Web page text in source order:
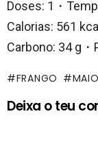
Doses: 1・
Calorias: 561
Carbono: 34 g
FRANGO
Deixa o teu